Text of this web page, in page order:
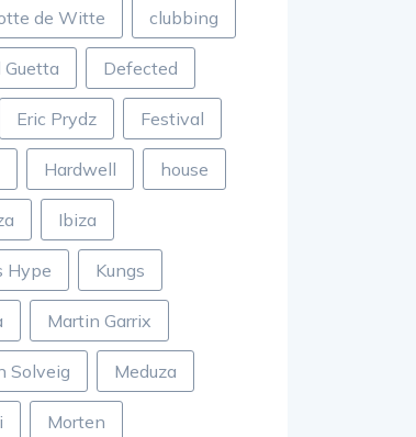
de Witte clubbing
Guetta Defected
Eric Prydz Festival
Hardwell house
Ibiza
Hype Kungs
Martin Garrix
Solveig Meduza
Morten